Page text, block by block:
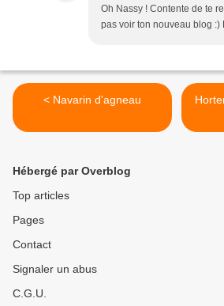
Oh Nassy ! Contente de te
pas voir ton nouveau blog :)
< Navarin d'agneau
Hébergé par Overblog
Top articles
Pages
Contact
Signaler un abus
C.G.U.